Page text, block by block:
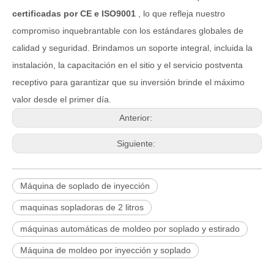
certificadas por CE e ISO9001
, lo que refleja nuestro
compromiso inquebrantable con los estándares globales de
calidad y seguridad. Brindamos un soporte integral, incluida la
instalación, la capacitación en el sitio y el servicio postventa
receptivo para garantizar que su inversión brinde el máximo
valor desde el primer día.
Anterior:
Siguiente:
Máquina de soplado de inyección
maquinas sopladoras de 2 litros
máquinas automáticas de moldeo por soplado y estirado
Máquina de moldeo por inyección y soplado